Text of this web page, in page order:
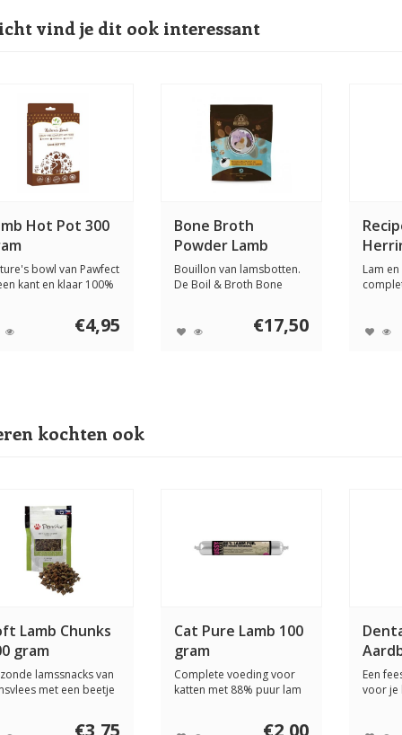
vind je dit ook interessant
Hot Pot 300
bowl van Pawfect
kant en klaar 100%
€4,95
Bone Broth
Powder Lamb
Bouillon van lamsbotten.
De Boil & Broth Bone
€17,50
Lam
kochten ook
Lamb Chunks
gram
lamssnacks van
met een beetje
€3,75
Cat Pure Lamb 100
gram
Complete voeding voor
katten met 88% puur lam
€2,00
stuks
Een
voor je